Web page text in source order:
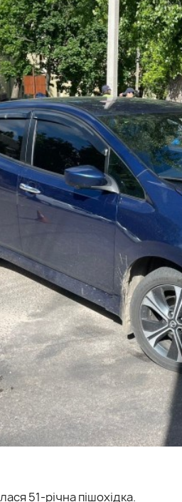
51-річна пішохідка.